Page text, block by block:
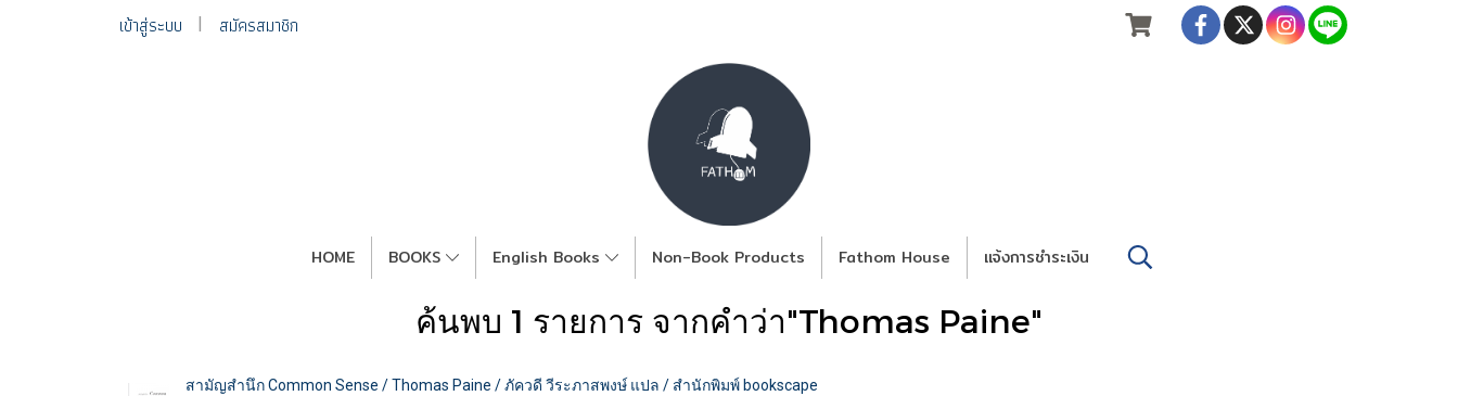
เข้าสู่ระบบ สมัครสมาชิก
HOME BOOKS English Books Non-Book Products Fathom House แจ้งการชำระเงิน
ค้นพบ 1 รายการ จากคำว่า"Thomas Paine"
สามัญสำนึก Common Sense / Thomas Paine / ภัควดี วีระภาสพงษ์ แปล / สำนักพิมพ์ bookscape